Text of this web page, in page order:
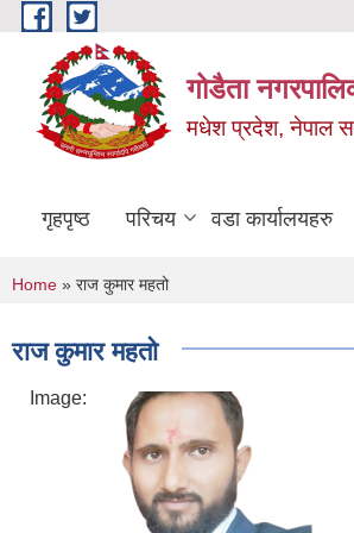
Skip to main content
गोडैता
मधेश प्रदेश, नेपाल
गृहपृष्ठ परिचय वडा कार्यालयहरु
You are here
Home » राज कुमार महतो
राज कुमार महतो
Image: